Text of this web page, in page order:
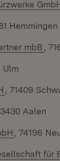
in neuem
Hemmingen
mbB ,
neuem
Ulm
(Öffnet in
, 71409
in neuem
Aalen
(Öffnet in
, 74196
für